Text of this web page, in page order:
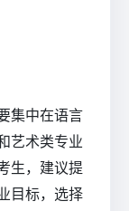
集中在语言
艺术类专业
生，建议提
目标，选择